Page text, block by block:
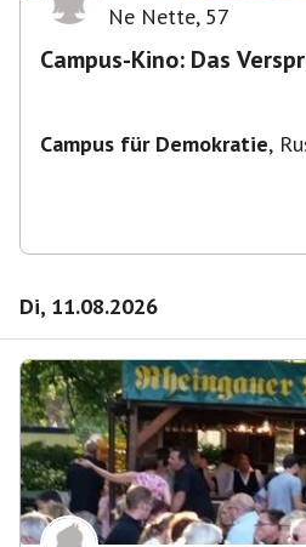
Ne Nette, 57
Campus-Kino: Das
Campus für Demokratie,
Di, 11.08.2026